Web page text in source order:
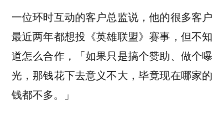
一位环时互动的客户总监说，他的很多客户
最近两年都想投《英雄联盟》赛事，但不知
道怎么合作，「如果只是搞个赞助、做个曝
光，那钱花下去意义不大，毕竟现在哪家的
钱都不多。」